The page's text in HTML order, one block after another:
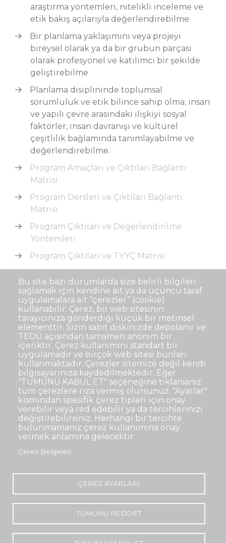
araştırma yöntemleri, nitelikli inceleme ve
etik bakış açılarıyla değerlendirebilme
Bir planlama yaklaşımını veya projeyi
bireysel olarak ya da bir grubun parçası
olarak profesyonel ve katılımcı bir şekilde
geliştirebilme
Planlama disiplininde toplumsal
sorumluluk ve etik bilince sahip olma; insan
ve yapılı çevre arasındaki ilişkiyi sosyal
faktörler, insan davranışı ve kültürel
çeşitlilik bağlamında tanımlayabilme ve
değerlendirebilme.
Program Amaçları ve Çıktıları Bağlantı
Matrisi
Program Dersleri ve Çıktıları Bağlantı
Matrisi
Program Çıktıları ve Değerlendirilme
Yöntemleri
Program Çıktıları ve TYYÇ Matrisi
Matrisi
Bu site bazı durumlarda size belirli bilgileri
sağlamak için kendine ait ya da üçüncü taraf
uygulamalara ait “çerezler” (cookie)
kullanabilir. Çerez, bir web sitesinin
tarayıcınıza gönderdiği küçük bir metinsel
elementtir. Sizin sabit diskinizde depolanır ve
TEDÜ açısından tamamen anonim bir
içeriktir. Çerez kullanımını standart bir
uygulamadır ve birçok web sitesi bunları
kullanmaktadır. Çerezler sitemize değil kendi
bilgisayarınıza kaydedilmektedir. Eğer
"TÜMÜNÜ KABUL ET" seçeneğine tıklarsanız
tüm çerezlere rıza vermiş olursunuz. "Ayarlar"
kısmından spesifik çerez tipleri için onay
verebilir veya red edebilir ya da tercihlerinizi
değiştirebilirsiniz. Herhangi bir tercihte
bulunmamanız çerez kullanımına onay
vermek anlamına gelecektir.
Çerez Belgeleri
ÇEREZ AYARLARI
TÜMÜNÜ REDDET
Dipnot
Sıkça Sorulan Sorular
Kişisel Verilerin Korunması
Gizlilik Politikası
Sorumluluk Reddi
Açık Rıza
Kurumsal Kimlik
© TED Üniversitesi. Ziya Gökalp Caddesi No:48 06420, Kolej
Çankaya ANKARA
ÜniversitesiÜniversitesiÜniversitesi
geç